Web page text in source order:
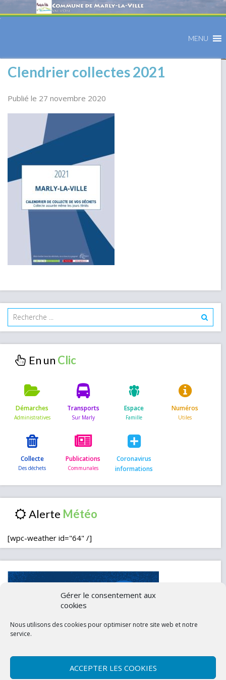
Gérer le consentement aux
cookies
Nous utilisons des cookies pour optimiser notre site web et notre
service.
ACCEPTER LES COOKIES
MENU
Clendrier collectes 2021
Publié le 27 novembre 2020
En un
Démarches Transports Espace Numéros
Collecte Publications
Coronavirus
informations
Alerte
[wpc-weather id="64" /]